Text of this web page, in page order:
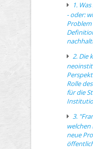
1.
- oder:
2. Die
Rolle
für die
3.
neue